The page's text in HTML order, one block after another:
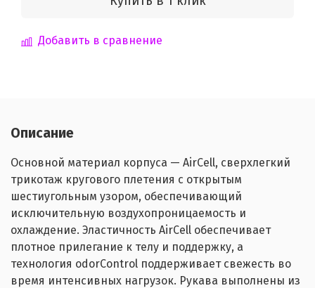
Добавить в сравнение
Описание
Основной материал корпуса — AirCell, сверхлегкий
трикотаж кругового плетения с открытым
шестиугольным узором, обеспечивающий
исключительную воздухопроницаемость и
охлаждение. Эластичность AirCell обеспечивает
плотное прилегание к телу и поддержку, а
технология odorControl поддерживает свежесть во
время интенсивных нагрузок. Рукава выполнены из